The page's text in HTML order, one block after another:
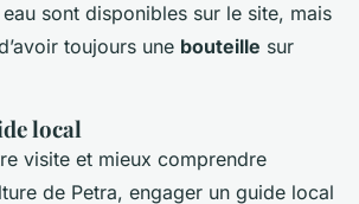
sont disponibles sur le site, mais
toujours une bouteille sur
local
visite et mieux comprendre
de Petra, engager un guide local